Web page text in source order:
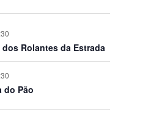
Rolantes da Estrada
do Pão